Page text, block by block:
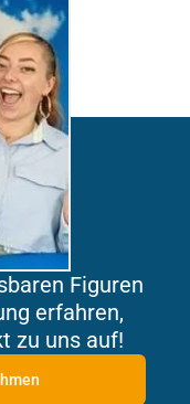
Figuren
erfahren,
zu uns auf!